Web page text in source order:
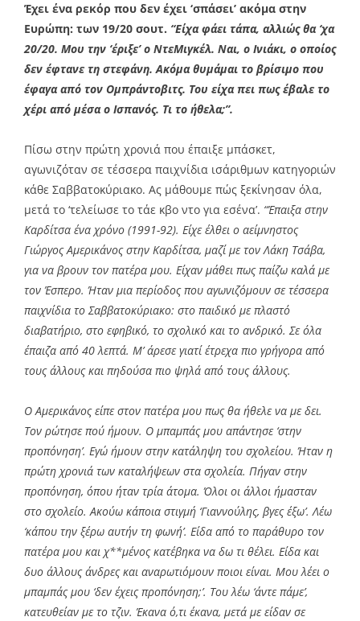
Έχει ένα ρεκόρ που δεν έχει ‘σπάσει’ ακόμα στην
Ευρώπη: των 19/20 σουτ. “Είχα φάει τάπα, αλλιώς θα ‘χα
20/20. Μου την ‘έριξε’ ο ΝτεΜιγκέλ. Ναι, ο Ινιάκι, ο οποίος
δεν έφτανε τη στεφάνη. Ακόμα θυμάμαι το βρίσιμο που
έφαγα από τον Ομπράντοβιτς. Του είχα πει πως έβαλε το
χέρι από μέσα ο Ισπανός. Τι το ήθελα;”.
Πίσω στην πρώτη χρονιά που έπαιξε μπάσκετ,
αγωνιζόταν σε τέσσερα παιχνίδια ισάριθμων κατηγοριών
κάθε Σαββατοκύριακο. Ας μάθουμε πώς ξεκίνησαν όλα,
μετά το ‘τελείωσε το τάε κβο ντο για εσένα’. “Έπαιξα στην
Καρδίτσα ένα χρόνο (1991-92). Είχε έλθει ο αείμνηστος
Γιώργος Αμερικάνος στην Καρδίτσα, μαζί με τον Λάκη Τσάβα,
για να βρουν τον πατέρα μου. Είχαν μάθει πως παίζω καλά με
τον Έσπερο. Ήταν μια περίοδος που αγωνιζόμουν σε τέσσερα
παιχνίδια το Σαββατοκύριακο: στο παιδικό με πλαστό
διαβατήριο, στο εφηβικό, το σχολικό και το ανδρικό. Σε όλα
έπαιζα από 40 λεπτά. Μ’ άρεσε γιατί έτρεχα πιο γρήγορα από
τους άλλους και πηδούσα πιο ψηλά από τους άλλους.
Ο Αμερικάνος είπε στον πατέρα μου πως θα ήθελε να με δει.
Τον ρώτησε πού ήμουν. Ο μπαμπάς μου απάντησε ‘στην
προπόνηση’. Εγώ ήμουν στην κατάληψη του σχολείου. Ήταν η
πρώτη χρονιά των καταλήψεων στα σχολεία. Πήγαν στην
προπόνηση, όπου ήταν τρία άτομα. Όλοι οι άλλοι ήμασταν
στο σχολείο. Ακούω κάποια στιγμή ‘Γιαννούλης, βγες έξω’. Λέω
‘κάπου την ξέρω αυτήν τη φωνή’. Είδα από το παράθυρο τον
πατέρα μου και χ**μένος κατέβηκα να δω τι θέλει. Είδα και
δυο άλλους άνδρες και αναρωτιόμουν ποιοι είναι. Μου λέει ο
μπαμπάς μου ‘δεν έχεις προπόνηση;’. Του λέω ‘άντε πάμε’,
κατευθείαν με το τζιν. Έκανα ό,τι έκανα, μετά με είδαν σε